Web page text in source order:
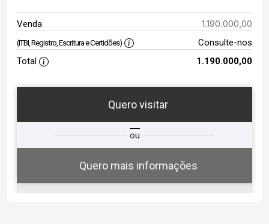
Venda 1.190.000,00
(ITBI, Registro, Escritura e Certidões)
Consulte-nos
Total
1.190.000,00
Quero visitar
ou
Quero mais informações
Qual o melhor dia e horário para
você?